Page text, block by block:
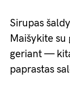
Sirupas
Maišykite
geriant —
paprastas